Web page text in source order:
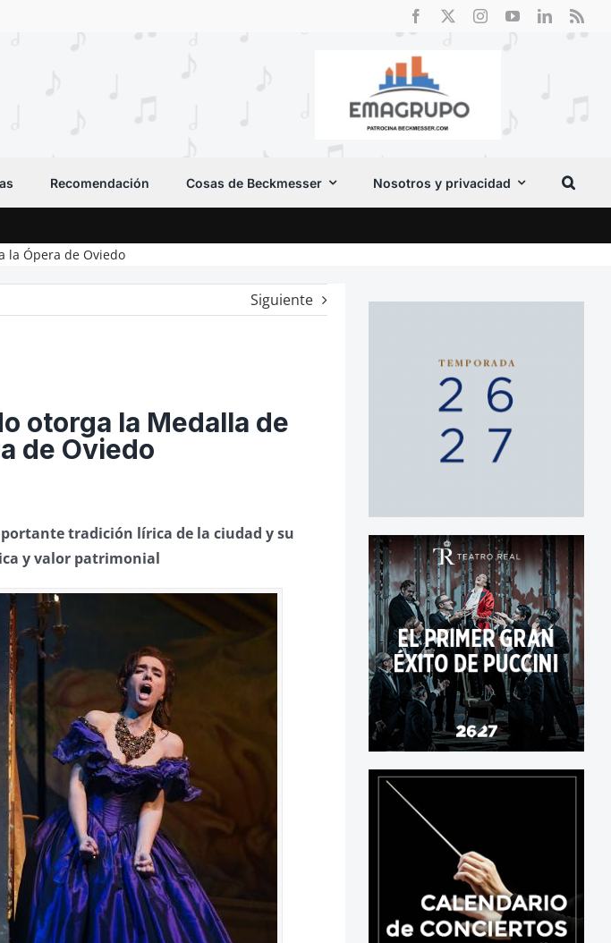
Recomendación Cosas de Beckmesser Nosotros y privacidad
la Ópera de Oviedo
Siguiente
otorga la Medalla de
de Oviedo
tradición lírica de la ciudad y su
y valor patrimonial